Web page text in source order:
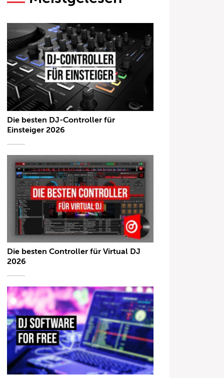
Die besten DJ-Controller für
Einsteiger 2026
Die besten Controller für Virtual DJ
2026